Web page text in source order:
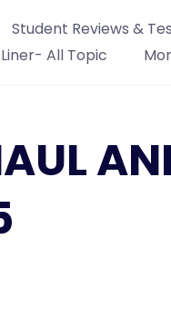
Student Reviews &
All Topic